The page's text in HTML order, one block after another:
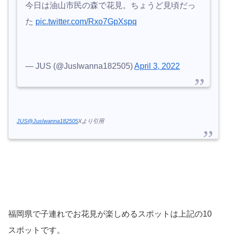
今日は油山市民の森で花見。ちょうど見頃だっ
た pic.twitter.com/Rxo7GpXspq
— JUS (@JusIwanna182505)April 3, 2022
JUS@JusIwanna182505Xより引用
福岡県で子連れでお花見が楽しめるスポットは上記の10
スポットです。